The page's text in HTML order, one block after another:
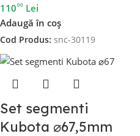
11000 Lei
Adaugă în coș
Cod Produs: snc-30119
Set segmenti
Kubota ⌀67,5mm